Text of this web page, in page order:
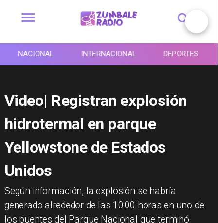
NACIONAL INTERNACIONAL DEPORTES
Video| Registran explosión
hidrotermal en parque
Yellowstone de Estados
Unidos
Según información, la explosión se habría
generado alrededor de las 10:00 horas en uno de
los puentes del Parque Nacional que terminó